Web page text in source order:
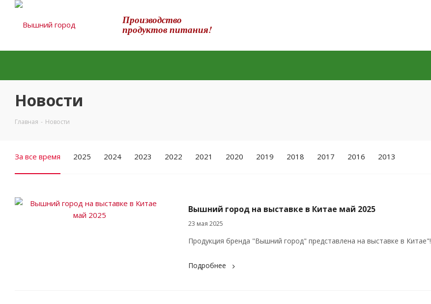
Производство
продуктов питания!
Новости
Главная - Новости
За все время 2025 2024 2023 2022 2021 2020 2019 2018 2017 2016 2013
Вышний город на выставке в Китае май 2025
23 мая 2025
Продукция бренда "Вышний город" представлена на выставке в Китае"!
Подробнее